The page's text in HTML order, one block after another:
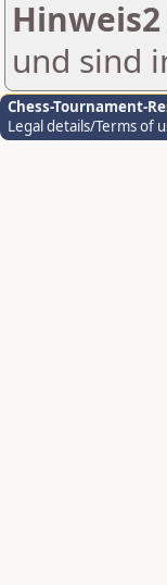
Hinweis2
und sind
Chess-Tournament-
Legal details/Terms of